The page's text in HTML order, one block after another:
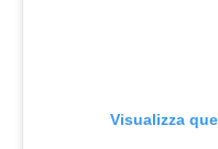
Visualizza